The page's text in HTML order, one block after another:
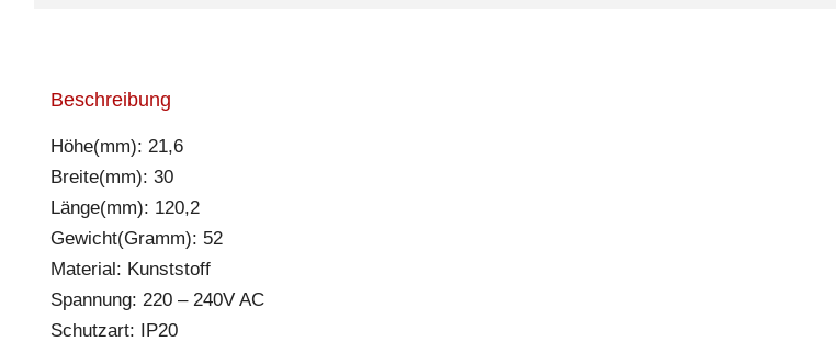
Beschreibung
Höhe(mm): 21,6
Breite(mm): 30
Länge(mm): 120,2
Gewicht(Gramm): 52
Material: Kunststoff
Spannung: 220 – 240V AC
Schutzart: IP20